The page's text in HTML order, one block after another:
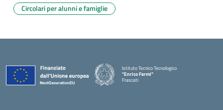
Circolari per alunni e famiglie
Istituto Tecnico Tecnologico
"Enrico Fermi"
Frascati